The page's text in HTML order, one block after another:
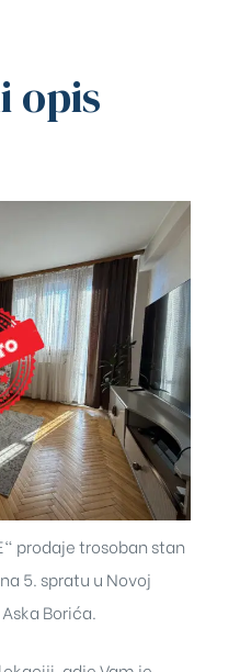
opis
prodaje trosoban stan
5. spratu u Novoj
Borića.